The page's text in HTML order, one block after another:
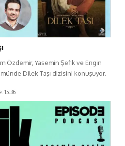
Özdemir, Yasemin Şefik ve Engin
Dilek Taşı dizisini konuşuyor.
15:36